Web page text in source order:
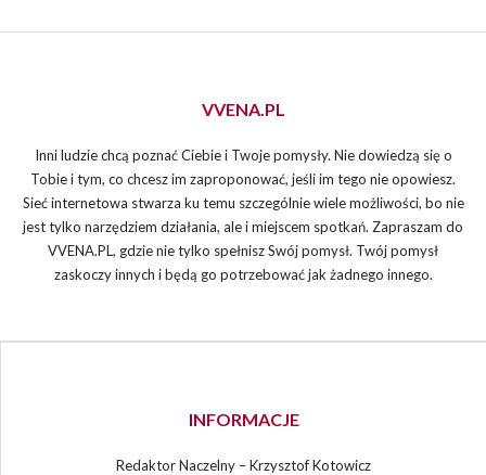
VVENA.PL
Inni ludzie chcą poznać Ciebie i Twoje pomysły. Nie dowiedzą się o
Tobie i tym, co chcesz im zaproponować, jeśli im tego nie opowiesz.
Sieć internetowa stwarza ku temu szczególnie wiele możliwości, bo nie
jest tylko narzędziem działania, ale i miejscem spotkań. Zapraszam do
VVENA.PL, gdzie nie tylko spełnisz Swój pomysł. Twój pomysł
zaskoczy innych i będą go potrzebować jak żadnego innego.
INFORMACJE
Redaktor Naczelny – Krzysztof Kotowicz